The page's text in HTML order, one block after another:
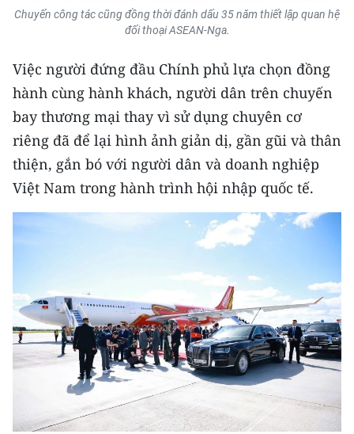
Ảnh
TIN MỚI
TIN ĐỊA PHƯƠNG
Trung du và miền núi phía Bắc
Duyên hải Nam Trung Bộ và Tây
Nguyên
Đông Nam Bộ
Đồng bằng sông Cửu Long
Chuyên trang Hà Nội
Chuyến công tác cũng đồng thời đánh dấu 35 năm thiết lập quan hệ
đối thoại ASEAN-Nga.
Việc người đứng đầu Chính phủ lựa chọn đồng
hành cùng hành khách, người dân trên chuyến
bay thương mại thay vì sử dụng chuyên cơ
riêng đã để lại hình ảnh giản dị, gần gũi và thân
thiện, gắn bó với người dân và doanh nghiệp
Việt Nam trong hành trình hội nhập quốc tế.